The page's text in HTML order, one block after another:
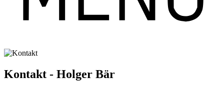
Kontakt - Holger Bär